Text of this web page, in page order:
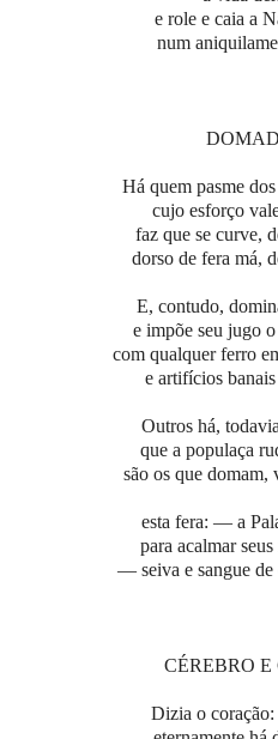
e role e caia a
num
Há quem pasme
cujo esforço
faz que se curve,
dorso de fera má,
E, contudo,
e impõe seu jugo
com qualquer ferro
e artifícios
Outros há,
que a populaça
são os que domam,
esta fera: — a
para acalmar
— seiva e sangue de
CÉREBRO
Dizia o coração: